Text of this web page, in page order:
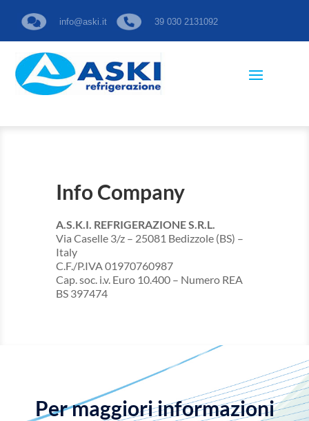
info@aski.it 39 030 2131092
Info Company
A.S.K.I. REFRIGERAZIONE S.R.L.
Via Caselle 3/z – 25081 Bedizzole (BS) –
Italy
C.F./P.IVA 01970760987
Cap. soc. i.v. Euro 10.400 – Numero REA
BS 397474
Per maggiori informazioni